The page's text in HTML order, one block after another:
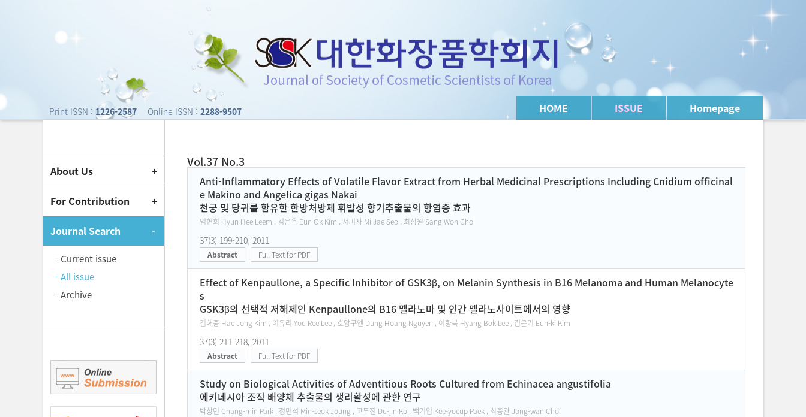
HOME ISSUE Homepage
Print ISSN : 1226-2587 Online ISSN : 2288-9507
About Us
For Contribution
Journal Search
- Current issue
- All issue
- Archive
Vol.37 No.3
Anti-Inflammatory Effects of Volatile Flavor Extract from Herbal Medicinal Prescriptions Including Cnidium officinal
e Makino and Angelica gigas Nakai
천궁 및 당귀를 함유한 한방처방제 휘발성 향기추출물의 항염증 효과
임현희 Hyun Hee Leem , 김은옥 Eun Ok Kim , 서미자 Mi Jae Seo , 최상원 Sang Won Choi
37(3) 199-210, 2011
Abstract Full Text for PDF
Effect of Kenpaullone, a Specific Inhibitor of GSK3β, on Melanin Synthesis in B16 Melanoma and Human Melanocyte
s
GSK3β의 선택적 저해제인 Kenpaullone의 B16 멜라노마 및 인간 멜라노사이트에서의 영향
김해종 Hae Jong Kim , 이유리 You Ree Lee , 호앙구엔 Dung Hoang Nguyen , 이향복 Hyang Bok Lee , 김은기 Eun-ki Kim
37(3) 211-218, 2011
Abstract Full Text for PDF
Study on Biological Activities of Adventitious Roots Cultured from Echinacea angustifolia
에키네시아 조직 배양체 추출물의 생리활성에 관한 연구
박창민 Chang-min Park , 정민석 Min-seok Joung , 고두진 Du-jin Ko , 백기엽 Kee-yoeup Paek , 최종완 Jong-wan Choi